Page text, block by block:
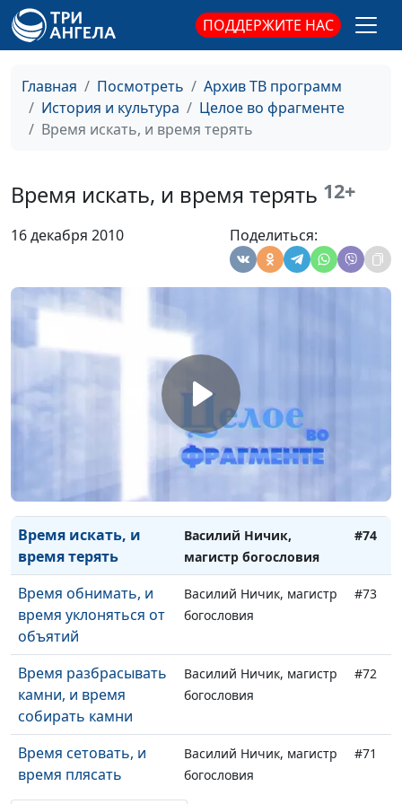
ПОДДЕРЖИТЕ НАС
Главная Посмотреть
Архив ТВ программ
История и культура
Целое во фрагменте
Время искать, и время терять
Время искать, и время терять 12+
16 декабря 2010 Поделиться:
Рождение Христа в
картинах
Татьяна Викторовна
Лебедева, магистр
#82
Благовещение
Татьяна Викторовна
Лебедева, магистр
Время всякой вещи
под небом
Василий Ничик, магистр
богословия
Время войне, и
Василий Ничик, магистр
богословия
#79
Время любить, и
время ненавидеть
Время молчать, и
время говорить
Василий Ничик, магистр
богословия
Время раздирать, и
Василий Ничик, магистр
богословия
время бросать
богословия
Время искать, и
время терять
Василий Ничик,
магистр богословия
#74
Время обнимать, и
время уклоняться от
объятий
Василий Ничик, магистр
богословия
#73
Время разбрасывать
камни, и время
собирать камни
Василий Ничик, магистр
богословия
#72
Время сетовать, и
время плясать
Василий Ничик, магистр
богословия
#71